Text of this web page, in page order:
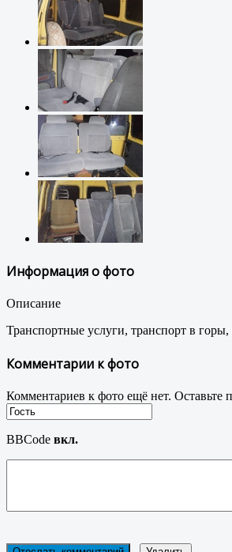
Информация о фото
Описание
Транспортные услуги, транспорт в
Комментарии к фото
Комментариев к фото ещё нет. Оставьте
BBCode вкл.